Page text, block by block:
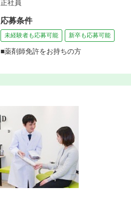
正社員
応募条件
未経験者も応募可能 新卒も応募可能
■薬剤師免許をお持ちの方